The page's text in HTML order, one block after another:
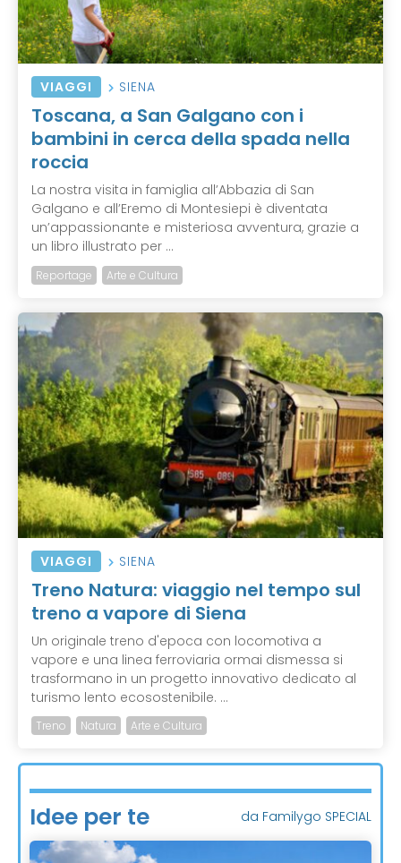
VIAGGI SIENA
Toscana, a San Galgano con i
bambini in cerca della spada nella
roccia
La nostra visita in famiglia all’Abbazia di San
Galgano e all’Eremo di Montesiepi è diventata
un’appassionante e misteriosa avventura, grazie a
un libro illustrato per ...
Reportage Arte e Cultura
VIAGGI SIENA
Treno Natura: viaggio nel tempo sul
treno a vapore di Siena
Un originale treno d'epoca con locomotiva a
vapore e una linea ferroviaria ormai dismessa si
trasformano in un progetto innovativo dedicato al
turismo lento ecosostenibile. ...
Treno Natura Arte e Cultura
Idee per te da Familygo SPECIAL